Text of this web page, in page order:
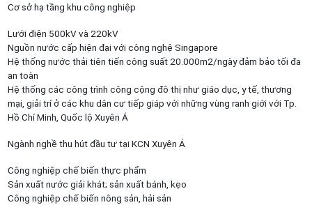
Cơ sở hạ tầng khu công nghiệp
Lưới điện 500kV và 220kV
Nguồn nước cấp hiện đại với công nghệ Singapore
Hệ thống nước thải tiên tiến công suất 20.000m2/ngày đảm bảo tối đa
an toàn
Hệ thống các công trình công cộng đô thị như giáo dục, y tế, thương
mại, giải trí ở các khu dân cư tiếp giáp với những vùng ranh giới với Tp.
Hồ Chí Minh, Quốc lộ Xuyên Á
Ngành nghề thu hút đầu tư tại KCN Xuyên Á
Công nghiệp chế biến thực phẩm
Sản xuất nước giải khát; sản xuất bánh, kẹo
Công nghiệp chế biến nông sản, hải sản